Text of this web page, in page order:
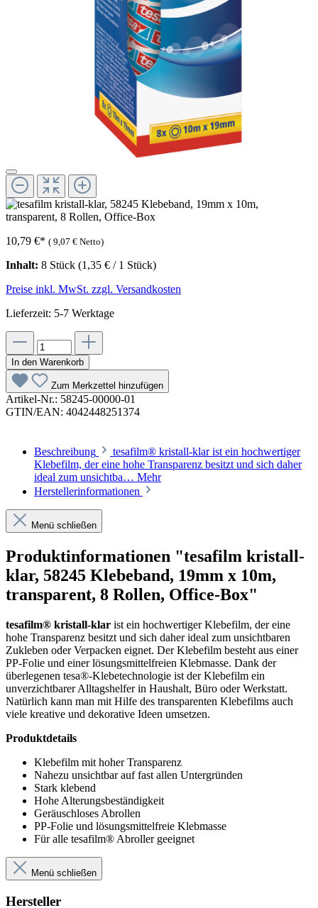
10,79 €* ( 9,07 € Netto)
Inhalt: 8 Stück (1,35 € / 1 Stück)
Preise inkl. MwSt. zzgl. Versandkosten
Lieferzeit: 5-7 Werktage
In den Warenkorb
Zum Merkzettel hinzufügen
Artikel-Nr.: 58245-00000-01
GTIN/EAN: 4042448251374
Beschreibung
tesafilm® kristall-klar ist ein hochwertiger
Klebefilm, der eine hohe Transparenz besitzt und sich daher
ideal zum unsichtba… Mehr
Herstellerinformationen
Menü schließen
Produktinformationen "tesafilm kristall-
klar, 58245 Klebeband, 19mm x 10m,
transparent, 8 Rollen, Office-Box"
tesafilm® kristall-klar ist ein hochwertiger Klebefilm, der eine
hohe Transparenz besitzt und sich daher ideal zum unsichtbaren
Zukleben oder Verpacken eignet. Der Klebefilm besteht aus einer
PP-Folie und einer lösungsmittelfreien Klebmasse. Dank der
überlegenen tesa®-Klebetechnologie ist der Klebefilm ein
unverzichtbarer Alltagshelfer in Haushalt, Büro oder Werkstatt.
Natürlich kann man mit Hilfe des transparenten Klebefilms auch
viele kreative und dekorative Ideen umsetzen.
Produktdetails
Klebefilm mit hoher Transparenz
Nahezu unsichtbar auf fast allen Untergründen
Stark klebend
Hohe Alterungsbeständigkeit
Geräuschloses Abrollen
PP-Folie und lösungsmittelfreie Klebmasse
Für alle tesafilm® Abroller geeignet
Menü schließen
Hersteller